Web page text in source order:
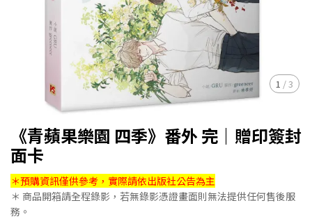
1 /3
《青蘋果樂園 四季》番外 完｜贈印簽封
面卡
＊預購資訊僅供參考，實際請依出版社公告為主
＊ 商品開箱請全程錄影，若無錄影憑證畫面則無法提供任何售後服
務。